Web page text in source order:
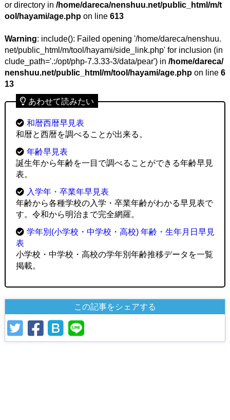
or directory in /home/dareca/nenshuu.net/public_html/m/t
ool/hayami/age.phpon line 613
Warning: include(): Failed opening '/home/dareca/nenshuu.
net/public_html/m/tool/hayami/side_link.php' for inclusion (in
clude_path='.:/opt/php-7.3.33-3/data/pear') in /home/dareca/
nenshuu.net/public_html/m/tool/hayami/age.phpon line 6
13
あわせて読みたい
和暦西暦早見表
和暦と西暦を調べることが出来る。
年齢早見表
誕生年から年齢を一目で調べることができる年齢早見
表。
入学年・卒業年早見表
年齢から各種学校の入学・卒業年齢がわかる早見表で
す。令和から明治まで完全網羅。
学年別(小学校・中学校・高校) 年齢・生年月日早見
表
小学校・中学校・高校の学年別年齢推移データを一覧
掲載。
この記事をシェアする